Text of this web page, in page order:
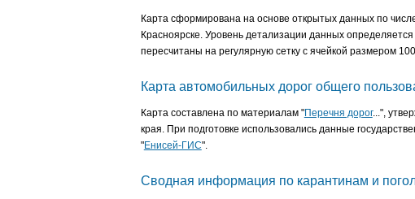
Карта сформирована на основе открытых данных по
Красноярске. Уровень детализации данных
пересчитаны на регулярную сетку с ячейкой размером
Карта автомобильных дорог общего
Карта составлена по материалам "Перечня дорог...",
края. При подготовке использовались данные
"Енисей-ГИС".
Сводная информация по карантинам и